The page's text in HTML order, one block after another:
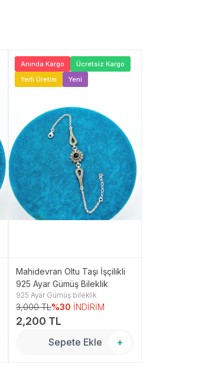
Anında Kargo
Ücretsiz Kargo
Yerli Üretim
Yeni
Mahidevran Oltu Taşı İşçilikli
925 Ayar Gümüş Bileklik
925 Ayar Gümüş bileklik
3,000 TL%30 İNDİRİM
2,200 TL
Sepete Ekle +